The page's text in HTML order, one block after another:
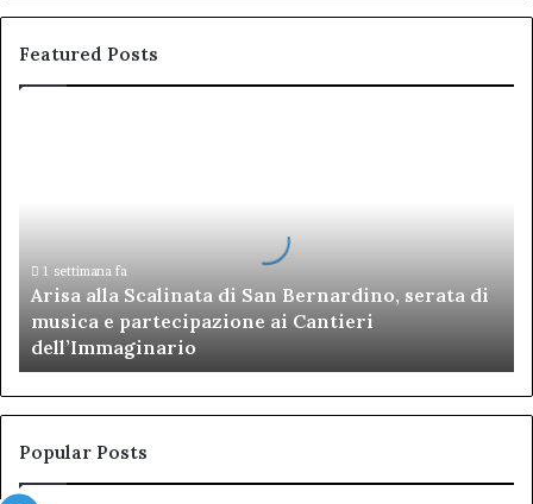
Featured Posts
serata
di
musica
partecipazione
ai
Cantieri
dell’Immaginario
1 settimana fa
Arisa alla Scalinata di San Bernardino, serata di
musica e partecipazione ai Cantieri
dell’Immaginario
Popular Posts